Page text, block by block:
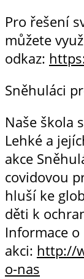
Pro řešení
můžete
odkaz:
Sněhuláci
Naše škola
Lehké a
akce
covidovou
hluší ke
děti k
Informace o
akci: http://
o-nas